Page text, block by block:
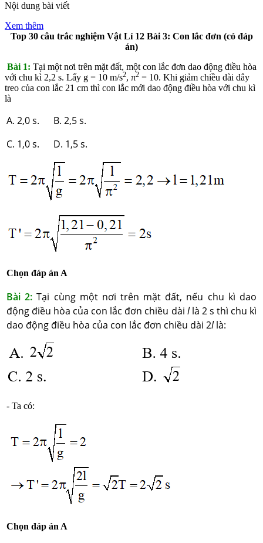
Nội dung bài viết
Xem thêm
Top 30 câu trắc nghiệm Vật Lí 12 Bài 3: Con lắc đơn (có đáp
án)
Bài 1: Tại một nơi trên mặt đất, một con lắc đơn dao động điều hòa
với chu kì 2,2 s. Lấy g = 10 m/s2, π2 = 10. Khi giảm chiều dài dây
treo của con lắc 21 cm thì con lắc mới dao động điều hòa với chu kì
là
A. 2,0 s. B. 2,5 s.
C. 1,0 s. D. 1,5 s.
Chọn đáp án A
Bài 2: Tại cùng một nơi trên mặt đất, nếu chu kì dao
động điều hòa của con lắc đơn chiều dài l là 2 s thì chu kì
dao động điều hòa của con lắc đơn chiều dài 2l là:
- Ta có:
Chọn đáp án A